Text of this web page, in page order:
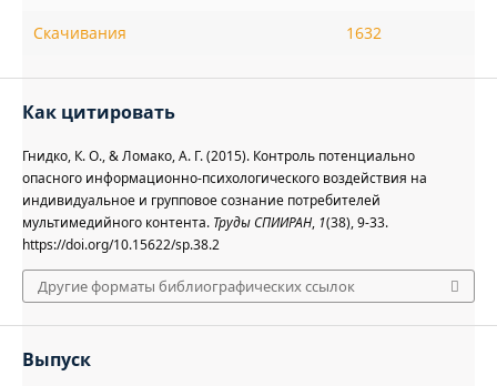
Скачивания 1632
Как цитировать
Гнидко, К. О., & Ломако, А. Г. (2015). Контроль потенциально
опасного информационно-психологического воздействия на
индивидуальное и групповое сознание потребителей
мультимедийного контента. Труды СПИИРАН, 1(38), 9-33.
https://doi.org/10.15622/sp.38.2
Другие форматы библиографических ссылок
Выпуск